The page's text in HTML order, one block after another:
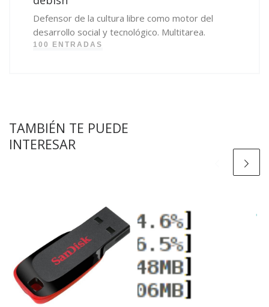
Defensor de la cultura libre como motor del
desarrollo social y tecnológico. Multitarea.
100 ENTRADAS
TAMBIÉN TE PUEDE
INTERESAR